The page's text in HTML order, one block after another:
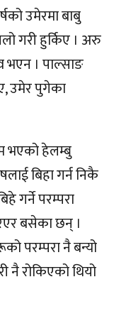
उमेरमा बाबु
गरी हुर्किए । अरु
भएन । पाल्साङ
उमेर पुगेका
भएको हेलम्बु
बिहा गर्न निकै
गर्ने परम्परा
बसेका छन् ।
परम्परा नै बन्यो
नै रोकिएको थियो